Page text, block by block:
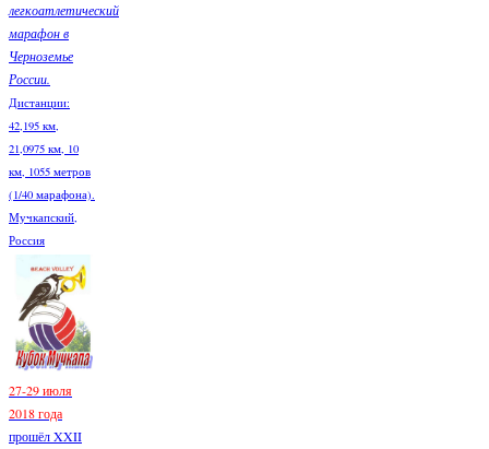
легкоатлетический
марафон в
Черноземье
России.
Дистанции:
42,195 км,
21,0975 км, 10
км, 1055 метров
(1/40 марафона).
Мучкапский,
Россия
27-29 июля
2018 года
прошёл XXII